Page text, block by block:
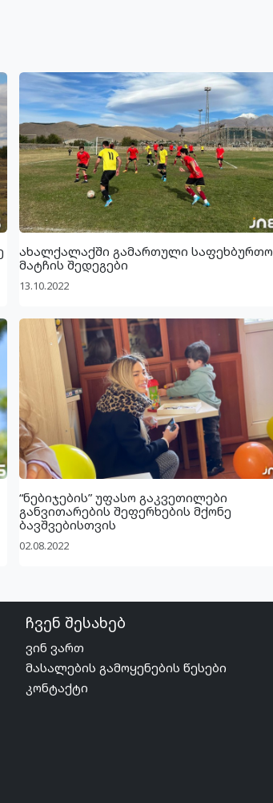
ახალქალაქში გამართული საფეხბურთო
მატჩის შედეგები
13.10.2022
“ნებიჯების” უფასო გაკვეთილები
განვითარების შეფერხების მქონე
ბავშვებისთვის
02.08.2022
ჩვენ შესახებ
ვინ ვართ
მასალების გამოყენების წესები
კონტაქტი